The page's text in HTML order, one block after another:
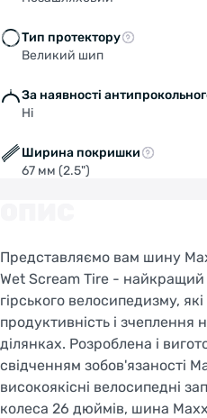
Тип протектору
Великий шип
За наявності
Ні
Ширина покришки
67 мм (2.5")
Представляємо вам шину
Wet Scream Tire - найкращий
гірського велосипедизму,
продуктивність і зчеплення
ділянках. Розроблена і
свідченням зобов'язаності
високоякісні велосипедні
колеса 26 дюймів, шина